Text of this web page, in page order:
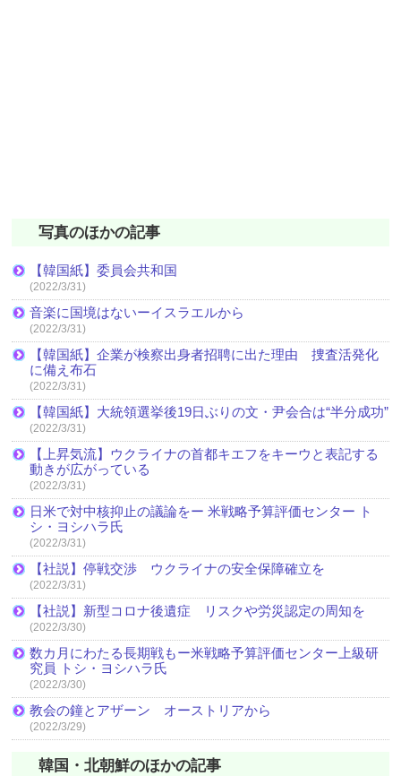
写真のほかの記事
【韓国紙】委員会共和国
(2022/3/31)
音楽に国境はないーイスラエルから
(2022/3/31)
【韓国紙】企業が検察出身者招聘に出た理由 捜査活発化
に備え布石
(2022/3/31)
【韓国紙】大統領選挙後19日ぶりの文・尹会合は“半分成功”
(2022/3/31)
【上昇気流】ウクライナの首都キエフをキーウと表記する
動きが広がっている
(2022/3/31)
日米で対中核抑止の議論をー 米戦略予算評価センター ト
シ・ヨシハラ氏
(2022/3/31)
【社説】停戦交渉 ウクライナの安全保障確立を
(2022/3/31)
【社説】新型コロナ後遺症 リスクや労災認定の周知を
(2022/3/30)
数カ月にわたる長期戦もー米戦略予算評価センター上級研
究員 トシ・ヨシハラ氏
(2022/3/30)
教会の鐘とアザーン オーストリアから
(2022/3/29)
韓国・北朝鮮のほかの記事